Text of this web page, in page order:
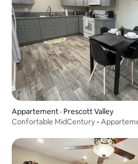
Appartement · Prescott Valley
Confortable MidCentury •